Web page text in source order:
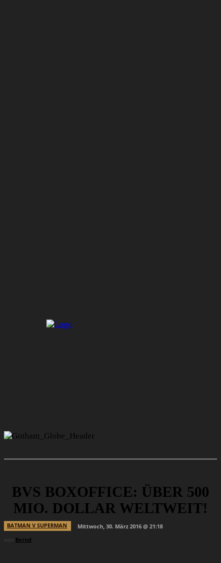
BVS BOXOFFICE: ÜBER 500
MIO. DOLLAR WELTWEIT!
BATMAN V SUPERMAN
Mittwoch, 30. März 2016 @ 21:18
von Bernd